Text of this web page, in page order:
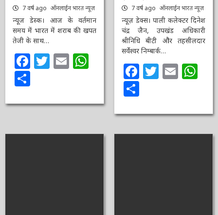
7 वर्ष ago ऑनलाईन भारत
न्यूज डेस्क। आज के वर्तमान
समय में भारत में शराब की
Facebook
Twitter
EmailWhatsApp
7 वर्ष ago
ऑनलाईन भारत
न्यूज़ डेक्स। पाली कलेक्टर
दिनेश चंद्र जैन, उपखंड
अधिकारी श्रीनिधि बीटी और
Facebook
Twitter
Email
Share